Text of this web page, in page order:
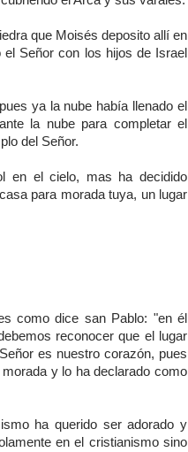
que Moisés deposito allí en
Señor con los hijos de Israel
ya la nube había llenado el
la nube para completar el
del Señor.
en el cielo, mas ha decidido
para morada tuya, un lugar
como dice san Pablo: "en él
reconocer que el lugar
es nuestro corazón, pues
y lo ha declarado como
ha querido ser adorado y
en el cristianismo sino